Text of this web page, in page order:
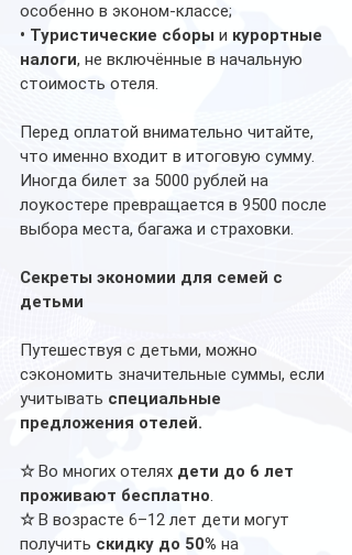
особенно в эконом-классе;
• Туристические сборы и курортные
налоги, не включённые в начальную
стоимость отеля.
Перед оплатой внимательно читайте,
что именно входит в итоговую сумму.
Иногда билет за 5000 рублей на
лоукостере превращается в 9500 после
выбора места, багажа и страховки.
Секреты экономии для семей с
детьми
Путешествуя с детьми, можно
сэкономить значительные суммы, если
учитывать специальные
предложения отелей.
☆ Во многих отелях дети до 6 лет
проживают бесплатно.
☆ В возрасте 6–12 лет дети могут
получить скидку до 50% на